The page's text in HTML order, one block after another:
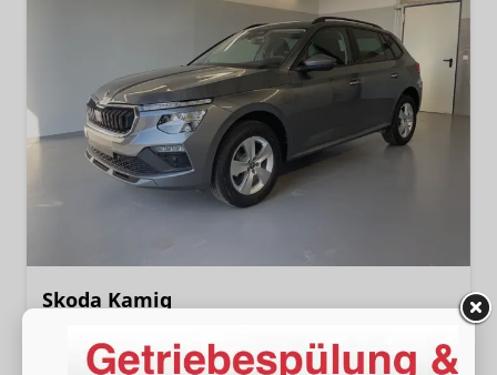
Skoda Kamiq
sofort lieferbar Neuwagen